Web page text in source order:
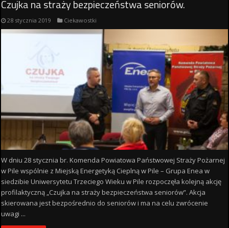
Czujka na straży bezpieczeństwa seniorów.
28 stycznia 2019 Ciekawostki
W dniu 28 stycznia br. Komenda Powiatowa Państwowej Straży Pożarnej
w Pile wspólnie z Miejską Energetyką Cieplną w Pile – Grupa Enea w
siedzibie Uniwersytetu Trzeciego Wieku w Pile rozpoczęła kolejną akcję
profilaktyczną „Czujka na straży bezpieczeństwa seniorów”. Akcja
skierowana jest bezpośrednio do seniorów i ma na celu zwrócenie
uwagi ...